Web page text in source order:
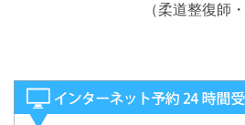
（柔道整復師